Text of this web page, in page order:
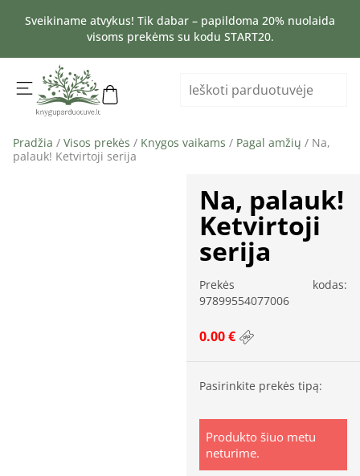
Sveikiname atvykus! Tik dabar – papildoma 20% nuolaida
visoms prekėms su kodu START20.
Pradžia / Visos prekės / Knygos vaikams / Pagal amžių / Na,
palauk! Ketvirtoji serija
Na, palauk!
Ketvirtoji
serija
Prekės kodas:
97899554077006
0.00 €
Pasirinkite prekės tipą:
Produkto šiuo metu
neturime.